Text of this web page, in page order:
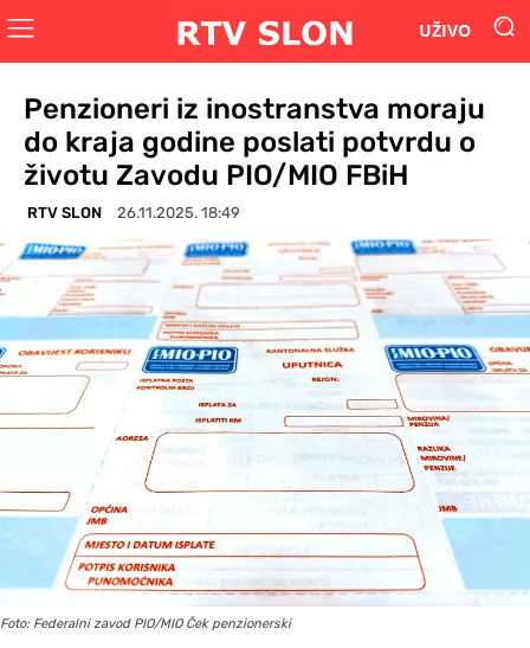
UŽIVO
Penzioneri iz inostranstva moraju
do kraja godine poslati potvrdu o
životu Zavodu PIO/MIO FBiH
RTV SLON 26.11.2025. 18:49
Foto: Federalni zavod PIO/MIO Ček penzionerski